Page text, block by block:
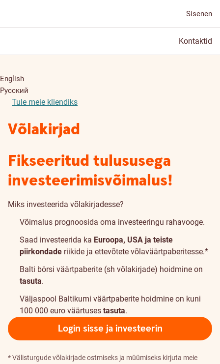
Sisenen
Kontaktid
English
Русский
Tule meie kliendiks
Võlakirjad
Fikseeritud tulususega
investeerimisvõimalus!
Miks investeerida võlakirjadesse?
Võimalus prognoosida oma investeeringu rahavooge.
Saad investeerida ka Euroopa, USA ja teiste
piirkondade riikide ja ettevõtete võlaväärtpaberitesse.*
Balti börsi väärtpaberite (sh võlakirjade) hoidmine on
tasuta.
Väljaspool Baltikumi väärtpaberite hoidmine on kuni
100 000 euro väärtuses tasuta.
Login sisse ja investeerin
* Välisturgude võlakirjade ostmiseks ja müümiseks kirjuta meie